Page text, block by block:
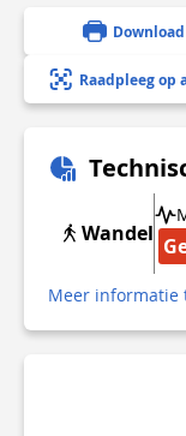
Download
Raadpleeg op
Wandel
Meer informatie